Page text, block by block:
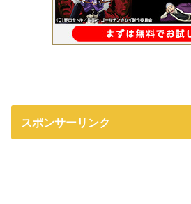
スポンサーリンク